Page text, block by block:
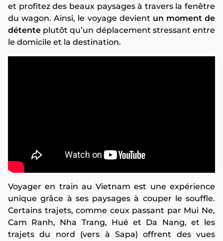
et profitez des beaux paysages à travers la fenêtre
du wagon. Ainsi, le voyage devient un moment de
détente plutôt qu’un déplacement stressant entre
le domicile et la destination.
Voyager en train au Vietnam est une expérience
unique grâce à ses paysages à couper le souffle.
Certains trajets, comme ceux passant par Mui Ne,
Cam Ranh, Nha Trang, Hué et Da Nang, et les
trajets du nord (vers à Sapa) offrent des vues